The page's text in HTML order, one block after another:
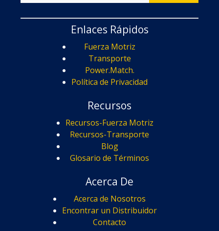
Enlaces Rápidos
Fuerza Motriz
Transporte
Power.Match.
Política de Privacidad
Recursos
Recursos-Fuerza Motriz
Recursos-Transporte
Blog
Glosario de Términos
Acerca De
Acerca de Nosotros
Encontrar un Distribuidor
Contacto